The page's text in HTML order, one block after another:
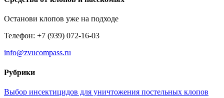
Останови клопов уже на подходе
Телефон: +7 (939) 072-16-03
info@zvucompass.ru
Рубрики
Выбор инсектицидов для уничтожения постельных клопов